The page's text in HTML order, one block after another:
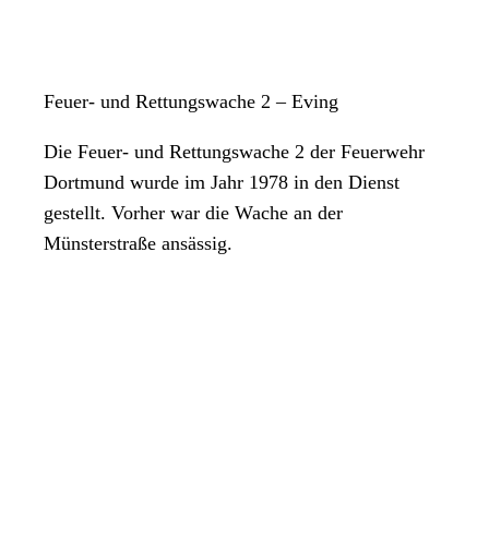
Feuer- und Rettungswache 2 – Eving
Die Feuer- und Rettungswache 2 der Feuerwehr
Dortmund wurde im Jahr 1978 in den Dienst
gestellt. Vorher war die Wache an der
Münsterstraße ansässig.